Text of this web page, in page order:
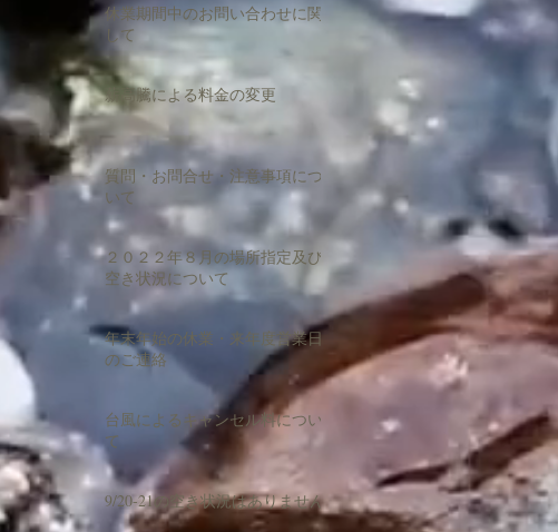
休業期間中のお問い合わせに関
して
薪高騰による料金の変更
質問・お問合せ・注意事項につ
いて
２０２２年８月の場所指定及び
空き状況について
年末年始の休業・来年度営業日
のご連絡
台風によるキャンセル料につい
て
9/20-21の空き状況はありません